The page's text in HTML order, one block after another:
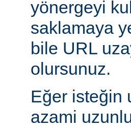
yönergeyi
saklamaya
bile URL
olursunuz.
Eğer isteğin
azami